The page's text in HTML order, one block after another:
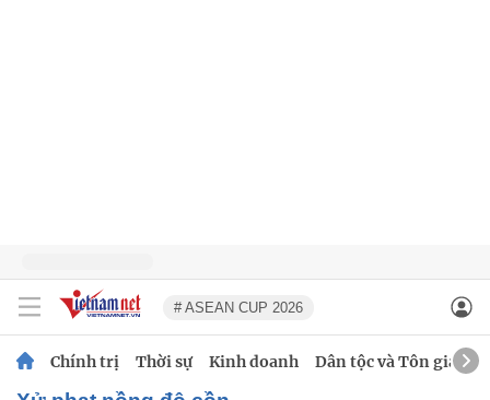
# ASEAN CUP 2026
Chính trị Thời sự Kinh doanh Dân tộc và Tôn giáo